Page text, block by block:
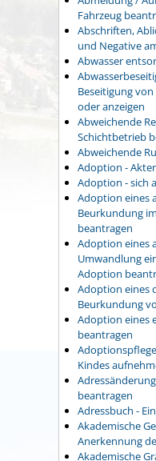
Fahrzeug
Abschriften,
und Negative
Abwasser
Beseitigung
oder anzeigen
Abweichende
Schichtbetrieb
Abweichende
Adoption -
Adoption - sich
Adoption eines
Beurkundung
beantragen
Adoption eines
Umwandlung
Adoption
Adoption eines
Beurkundung
Adoption eines
beantragen
Kindes
beantragen
Adressbuch -
Akademische
Anerkennung
Akademische